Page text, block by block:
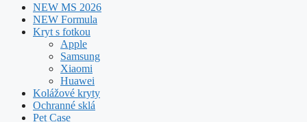
NEW MS 2026
NEW Formula
Kryt s fotkou
Apple
Samsung
Xiaomi
Huawei
Kolážové kryty
Ochranné sklá
Pet Case